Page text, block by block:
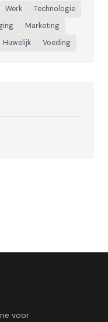
Werk
Technologie
Marketing
Huwelijk Voeding
voor